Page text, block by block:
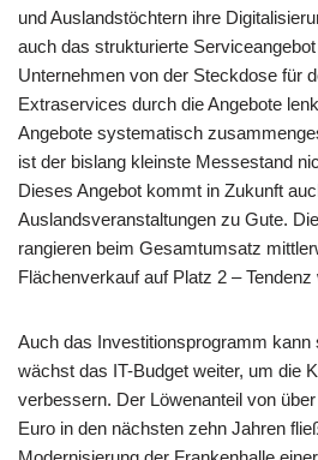
und Auslandstöchtern ihre
auch das strukturierte
Unternehmen von der Steckdose für
Extraservices durch die Angebote
Angebote systematisch
ist der bislang kleinste Messestand
Dieses Angebot kommt in Zukunft
Auslandsveranstaltungen zu Gute.
rangieren beim Gesamtumsatz
Flächenverkauf auf Platz 2 – Tendenz
Auch das Investitionsprogramm kann
wächst das IT-Budget weiter, um die
verbessern. Der Löwenanteil von
Euro in den nächsten zehn Jahren